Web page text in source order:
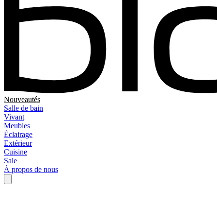
Nouveautés
Salle de bain
Vivant
Meubles
Éclairage
Extérieur
Cuisine
Sale
À propos de nous